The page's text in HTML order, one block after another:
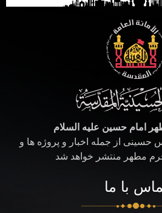
امام حسین علیه السلام
حسینی از جمله اخبار و پروژه ها و
مطهر منتشر خواهد شد
با ما